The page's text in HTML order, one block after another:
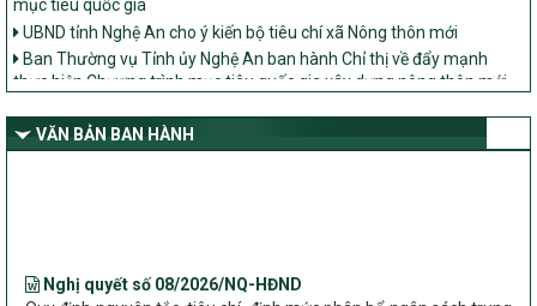
UBND tỉnh Nghệ An cho ý kiến bộ tiêu chí xã Nông thôn mới
Ban Thường vụ Tỉnh ủy Nghệ An ban hành Chỉ thị về đẩy mạnh
thực hiện Chương trình mục tiêu quốc gia xây dựng nông thôn mới,
giảm nghèo bền vững và phát triển kinh tế – xã hội vùng đồng bào
Nghệ An
Bộ Dân tộc và Tôn giáo làm việc với UBND tỉnh về tình hình thực
VĂN BẢN BAN HÀNH
ương thực hiện Chương trình mục tiêu quốc gia xây dựng nông